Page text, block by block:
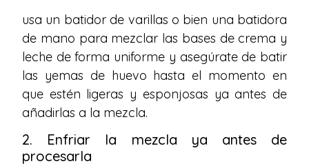
usa un batidor de varillas o bien una batidora
de mano para mezclar las bases de crema y
leche de forma uniforme y asegúrate de batir
las yemas de huevo hasta el momento en
que estén ligeras y esponjosas ya antes de
añadirlas a la mezcla.
2. Enfriar la mezcla ya antes de
procesarla